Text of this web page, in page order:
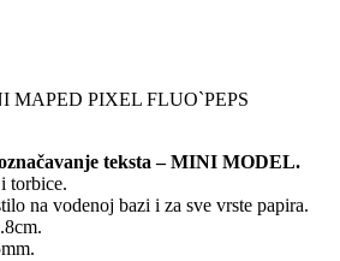
MAPED PIXEL FLUO`PEPS
teksta – MINI MODEL.
torbice.
na vodenoj bazi i za sve vrste papira.